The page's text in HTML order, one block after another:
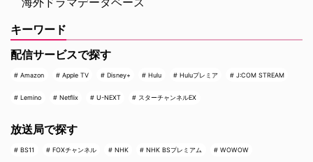
キーワード
配信サービスで探す
Amazon Apple TV Disney+ Hulu Huluプレミア J:COM STREAM
Lemino Netflix U-NEXT スターチャンネルEX
放送局で探す
BS11 FOXチャンネル NHK NHK BSプレミアム WOWOW